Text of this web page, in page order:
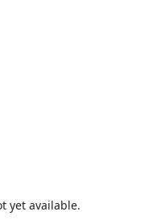
yet available.